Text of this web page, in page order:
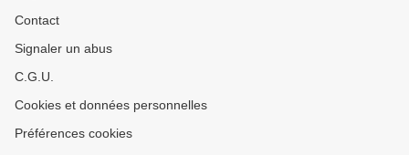
Contact
Signaler un abus
C.G.U.
Cookies et données personnelles
Préférences cookies